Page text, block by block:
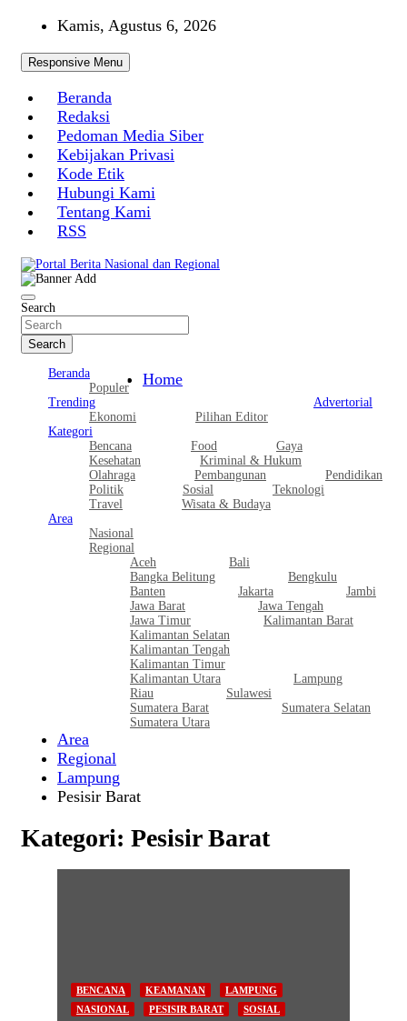
content
Kamis, Agustus 6, 2026
Responsive Menu
Beranda
Redaksi
Pedoman Media Siber
Kebijakan Privasi
Kode Etik
Hubungi Kami
Tentang Kami
RSS
Portal Berita Nasional dan Regional
Search
Search
Beranda
Populer
Trending
Ekonomi
Pilihan Editor
Advertorial
Kategori
Bencana
Food
Gaya
Kesehatan
Kriminal & Hukum
Olahraga
Pembangunan
Pendidikan
Politik
Sosial
Teknologi
Travel
Wisata & Budaya
Area
Nasional
Regional
Aceh
Bali
Bangka Belitung
Bengkulu
Banten
Jakarta
Jambi
Jawa Barat
Jawa Tengah
Jawa Timur
Kalimantan Barat
Kalimantan Selatan
Kalimantan Tengah
Kalimantan Timur
Kalimantan Utara
Lampung
Riau
Sulawesi
Sumatera Barat
Sumatera Selatan
Sumatera Utara
Home
Area
Regional
Lampung
Pesisir Barat
Kategori: Pesisir Barat
BENCANA KEAMANAN
LAMPUNG
NASIONAL
PESISIR BARAT
SOSIAL